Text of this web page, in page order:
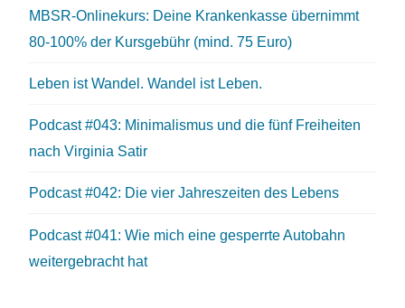
MBSR-Onlinekurs: Deine Krankenkasse übernimmt
80-100% der Kursgebühr (mind. 75 Euro)
Leben ist Wandel. Wandel ist Leben.
Podcast #043: Minimalismus und die fünf Freiheiten
nach Virginia Satir
Podcast #042: Die vier Jahreszeiten des Lebens
Podcast #041: Wie mich eine gesperrte Autobahn
weitergebracht hat